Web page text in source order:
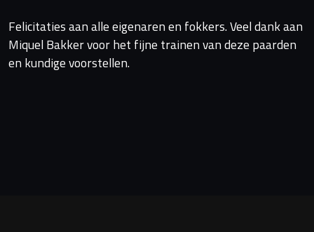
Felicitaties aan alle eigenaren en fokkers. Veel dank aan
Miquel Bakker voor het fijne trainen van deze paarden
en kundige voorstellen.